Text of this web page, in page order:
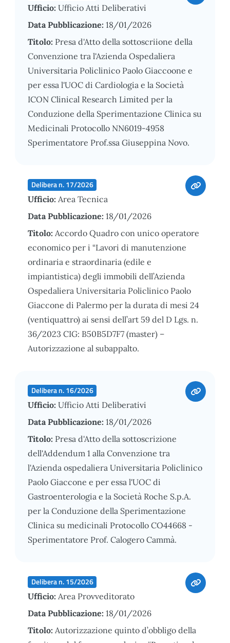
Ufficio: Ufficio Atti Deliberativi
Data Pubblicazione: 18/01/2026
Titolo: Presa d'Atto della sottoscriione della
Convenzione tra l'Azienda Ospedaliera
Universitaria Policlinico Paolo Giaccoone e
per essa l'UOC di Cardiologia e la Società
ICON Clinical Research Limited per la
Conduzione della Sperimentazione Clinica su
Medicinali Protocollo NN6019-4958
Sperimentatore Prof.ssa Giuseppina Novo.
Delibera n. 17/2026
Ufficio: Area Tecnica
Data Pubblicazione: 18/01/2026
Titolo: Accordo Quadro con unico operatore
economico per i “Lavori di manutenzione
ordinaria e straordinaria (edile e
impiantistica) degli immobili dell’Azienda
Ospedaliera Universitaria Policlinico Paolo
Giaccone di Palermo per la durata di mesi 24
(ventiquattro) ai sensi dell’art 59 del D Lgs. n.
36/2023 CIG: B50B5D7F7 (master) –
Autorizzazione al subappalto.
Delibera n. 16/2026
Ufficio: Ufficio Atti Deliberativi
Data Pubblicazione: 18/01/2026
Titolo: Presa d'Atto della sottoscrizione
dell'Addendum 1 alla Convenzione tra
l'Azienda ospedaliera Universitaria Policlinico
Paolo Giaccone e per essa l'UOC di
Gastroenterologia e la Società Roche S.p.A.
per la Conduzione della Sperimentazione
Clinica su medicinali Protocollo CO44668 -
Sperimentatore Prof. Calogero Cammà.
Delibera n. 15/2026
Ufficio: Area Provveditorato
Data Pubblicazione: 18/01/2026
Titolo: Autorizzazione quinto d’obbligo della